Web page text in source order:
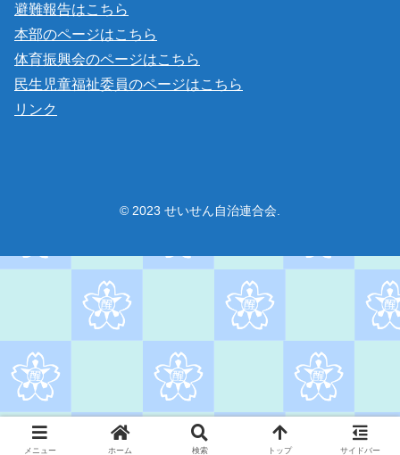
避難報告はこちら
本部のページはこちら
体育振興会のページはこちら
民生児童福祉委員のページはこちら
リンク
© 2023 せいせん自治連合会.
メニュー ホーム 検索 トップ サイドバー